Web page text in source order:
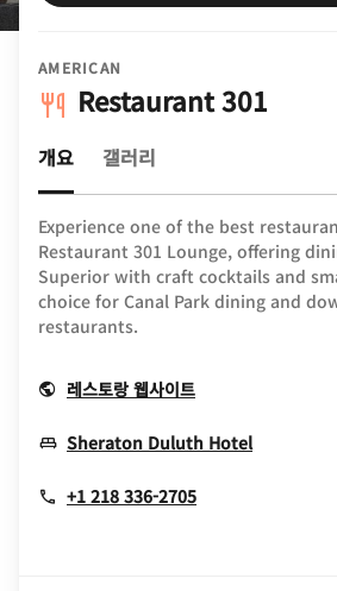
AMERICAN
Restaurant 301
개요 갤러리
Experience one of the best
Restaurant 301 Lounge, offering
Superior with craft cocktails and
choice for Canal Park dining and
restaurants.
레스토랑 웹사이트Opens In New
Sheraton Duluth HotelOpens In
+1 218 336-2705